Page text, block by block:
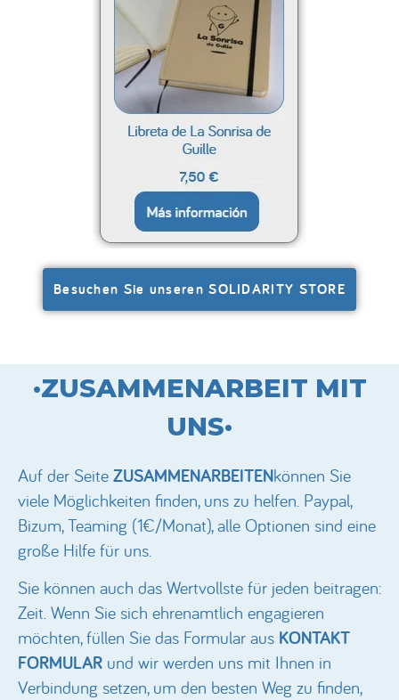
Besuchen Sie unseren SOLIDARITY STORE
·ZUSAMMENARBEIT MIT
UNS·
Auf der Seite ZUSAMMENARBEITENkönnen Sie
viele Möglichkeiten finden, uns zu helfen. Paypal,
Bizum, Teaming (1€/Monat), alle Optionen sind eine
große Hilfe für uns.
Sie können auch das Wertvollste für jeden beitragen:
Zeit. Wenn Sie sich ehrenamtlich engagieren
möchten, füllen Sie das Formular aus KONTAKT
FORMULAR und wir werden uns mit Ihnen in
Verbindung setzen, um den besten Weg zu finden,